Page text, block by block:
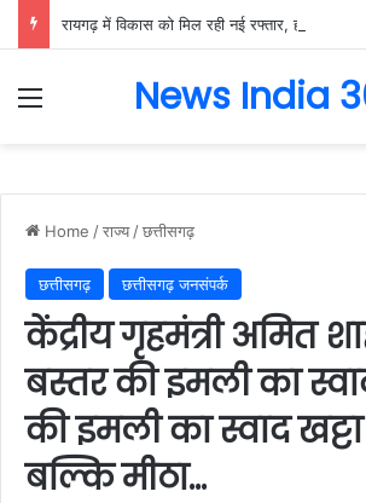
Menu News India
Home /राज्य /छत्तीसगढ़
छत्तीसगढ़ छत्तीसगढ़ जनसंपर्क
केंद्रीय गृहमंत्री अमित
बस्तर की इमली का
की इमली का स्वाद
बल्कि मीठा…